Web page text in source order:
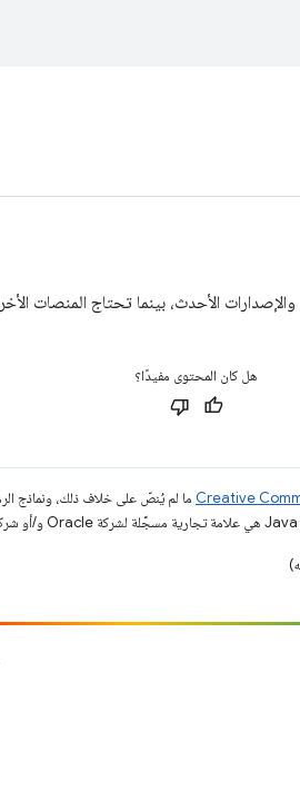
هل كان المحتوى مفيدًا؟
ما لم يُنصّ على خلاف ذلك، ونماذج